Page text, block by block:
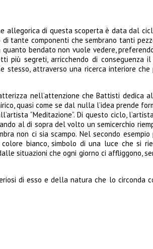
allegorica di questa scoperta è data dal
tante componenti che sembrano tanti
quanto bendato non vuole vedere,
più segreti, arricchendo di conseguenza
stesso, attraverso una ricerca interiore
nell’attenzione che Battisti dedica
quasi come se dal nulla l’idea prende
“Meditazione”. Di questo ciclo,
al di sopra del volto un semicerchio
non ci sia scampo. Nel secondo esempio
bianco, simbolo di una luce che si
situazioni che ogni giorno ci affliggono,
di esso e della natura che lo circonda